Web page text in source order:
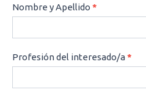
CONSULTAS
Nombre y Apellido *
Profesión del interesado/a*